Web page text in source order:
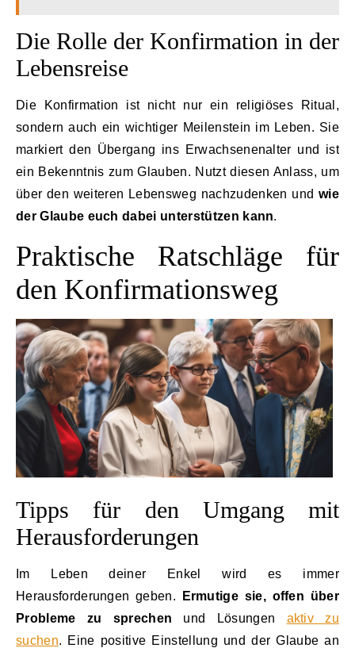
Die Rolle der Konfirmation in der
Lebensreise
Die Konfirmation ist nicht nur ein religiöses Ritual,
sondern auch ein wichtiger Meilenstein im Leben. Sie
markiert den Übergang ins Erwachsenenalter und ist
ein Bekenntnis zum Glauben. Nutzt diesen Anlass, um
über den weiteren Lebensweg nachzudenken undwie
der Glaube euch dabei unterstützen kann.
Praktische Ratschläge für
den Konfirmationsweg
Tipps für den Umgang mit
Herausforderungen
Im Leben deiner Enkel wird es immer
Herausforderungen geben.
Ermutige sie, offen über
Probleme zu sprechen und Lösungen aktiv zu
suchen. Eine positive Einstellung und der Glaube an